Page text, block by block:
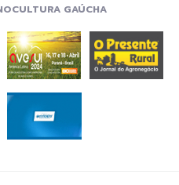
GAÚCHA